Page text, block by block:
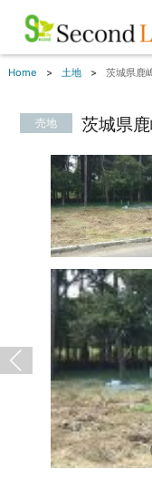
Home 土地 茨城県鹿
売地 茨城県